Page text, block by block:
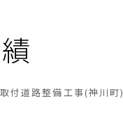
取付道路整備工事(神川町)